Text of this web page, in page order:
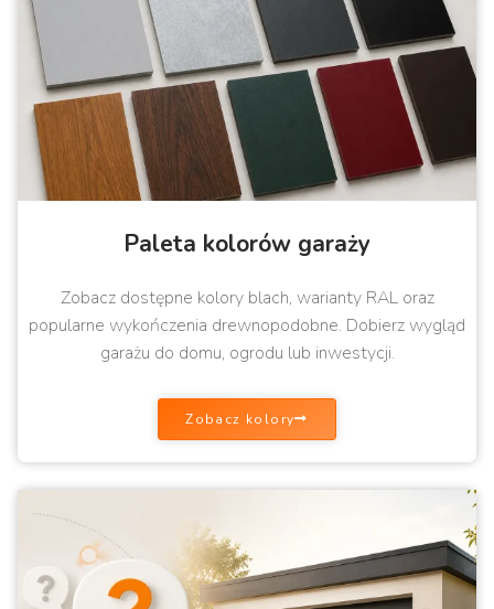
Paleta kolorów garaży
Zobacz dostępne kolory blach, warianty RAL oraz
popularne wykończenia drewnopodobne. Dobierz wygląd
garażu do domu, ogrodu lub inwestycji.
Zobacz kolory